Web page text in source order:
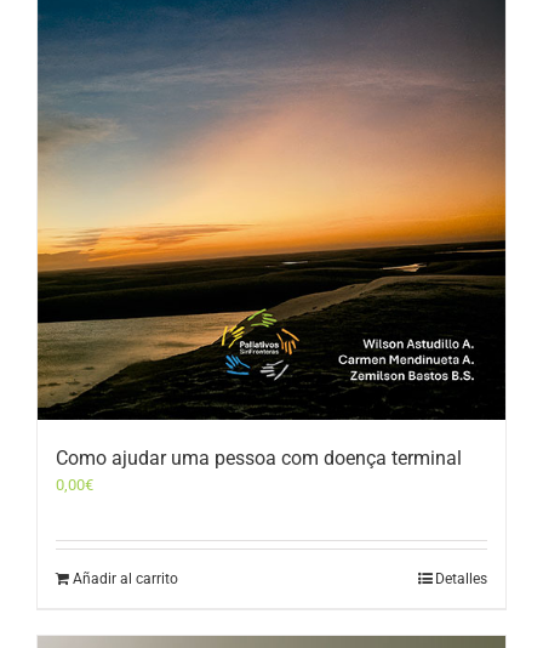
Como ajudar uma pessoa com doença terminal
0,00€
Añadir al carrito Detalles